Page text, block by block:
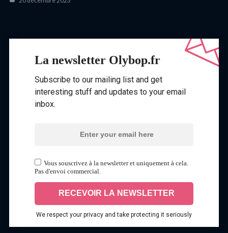
La newsletter Olybop.fr
Subscribe to our mailing list and get
interesting stuff and updates to your email
inbox.
Vous souscrivez à la newsletter et uniquement à cela.
Pas d'envoi commercial.
We respect your privacy and take protecting it seriously